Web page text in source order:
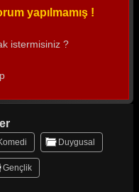
yapılmamış !
istermisiniz ?
Duygusal
Gençlik